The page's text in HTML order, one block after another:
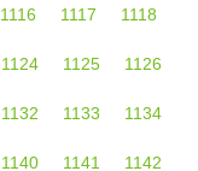
1116 1117 1118
1124 1125 1126
1132 1133 1134
1140 1141 1142